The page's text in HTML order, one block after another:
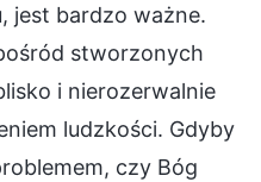
jest bardzo ważne.
stworzonych
i nierozerwalnie
ludzkości. Gdyby
czy Bóg